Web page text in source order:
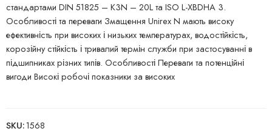
стандартами DIN 51825 – K3N – 20L та ISO L-XBDHA 3.
Особливості та переваги Змащення Unirex N мають високу
ефективність при високих і низьких температурах, водостійкість,
корозійну стійкість і тривалий термін служби при застосуванні в
підшипниках різних типів. Особливості Переваги та потенційні
вигоди Високі робочі показники за високих
SKU:1568